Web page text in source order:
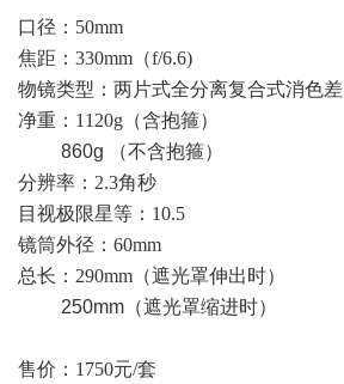
口径： 50mm
焦距： 330mm （f/6.6)
物镜类型：两片式全分离复合式消色差
净重： 1120g （含抱箍）
860g
（不含抱箍）
分辨率： 2.3角秒
目视极限星等： 10.5
镜筒外径： 60mm
总长： 290mm （遮光罩伸出时）
250mm （遮光罩缩进时）
售价：1750元/套